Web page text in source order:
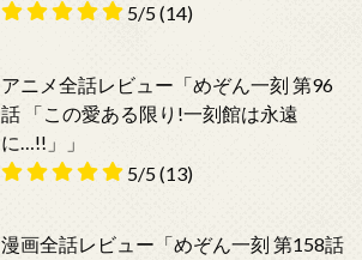
5/5(14)
アニメ全話レビュー「めぞん一刻 第96
話 「この愛ある限り!一刻館は永遠
に…!!」」
5/5(13)
漫画全話レビュー「めぞん一刻 第158話